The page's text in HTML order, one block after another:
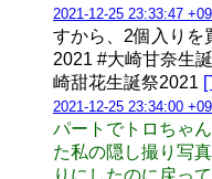
2021-12-25 23:33:47
すから、2個入りを
2021 #大崎甘奈生
崎甜花生誕祭2021
2021-12-25 23:34:00
パートでトロちゃ
た私の隠し撮り写
りにしたのに戻っ